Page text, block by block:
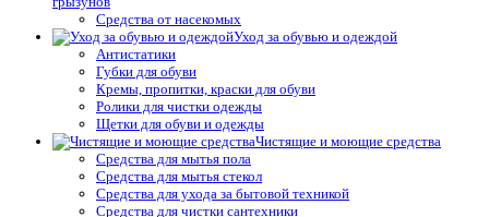
Средства от насекомых
Уход за обувью и одеждой
Антистатики
Губки для обуви
Кремы, пропитки, краски для обуви
Ролики для чистки одежды
Щетки для обуви и одежды
Чистящие и моющие средства
Средства для мытья пола
Средства для мытья стекол
Средства для ухода за бытовой техникой
Средства для чистки сантехники